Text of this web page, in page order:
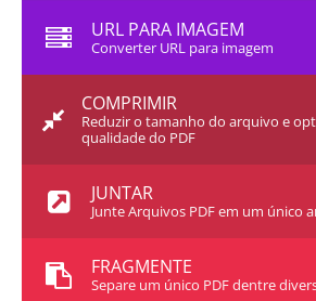
URL PARA IMAGEM
Converter URL para imagem
COMPRIMIR
Reduzir o tamanho do arquivo e
qualidade do PDF
JUNTAR
Junte Arquivos PDF em um único
FRAGMENTE
Separe um único PDF dentre